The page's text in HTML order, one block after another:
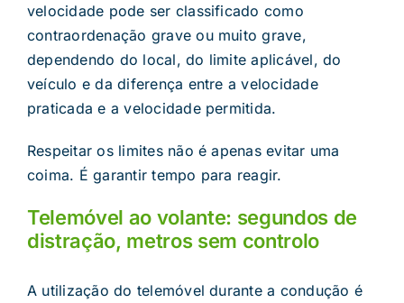
velocidade pode ser classificado como
contraordenação grave ou muito grave,
dependendo do local, do limite aplicável, do
veículo e da diferença entre a velocidade
praticada e a velocidade permitida.
Respeitar os limites não é apenas evitar uma
coima. É garantir tempo para reagir.
Telemóvel ao volante: segundos de
distração, metros sem controlo
A utilização do telemóvel durante a condução é